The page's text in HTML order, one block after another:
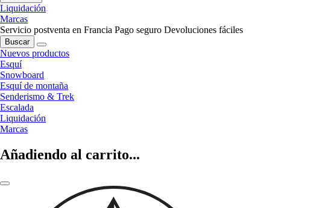
Liquidación
Marcas
Servicio postventa en Francia Pago seguro Devoluciones fáciles
Buscar
Nuevos productos
Esquí
Snowboard
Esquí de montaña
Senderismo & Trek
Escalada
Liquidación
Marcas
Añadiendo al carrito...